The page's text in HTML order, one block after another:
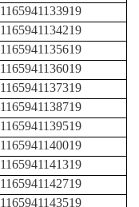
1165941133919
1165941134219
1165941135619
1165941136019
1165941137319
1165941138719
1165941139519
1165941140019
1165941141319
1165941142719
1165941143519